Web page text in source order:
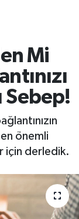
Mi
Sebep!
önemli
için derledik.